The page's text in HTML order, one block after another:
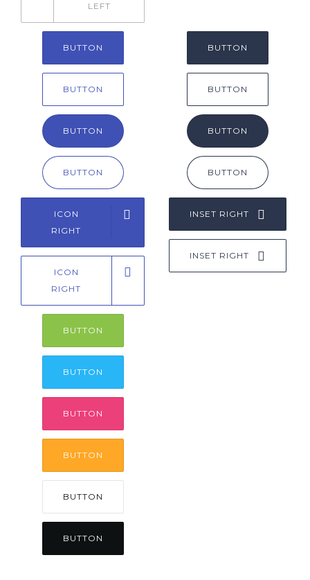
LEFT
BUTTON
BUTTON
BUTTON
BUTTON
ICON
RIGHT
ICON
RIGHT
BUTTON
BUTTON
BUTTON
BUTTON
INSET RIGHT
INSET RIGHT
BUTTON
BUTTON
BUTTON
BUTTON
BUTTON
BUTTON